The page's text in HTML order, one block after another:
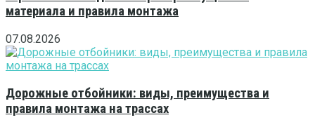
материала и правила монтажа
07.08.2026
Дорожные отбойники: виды, преимущества и
правила монтажа на трассах